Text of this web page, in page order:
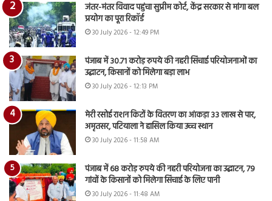
जंतर-मंतर विवाद पहुंचा सुप्रीम कोर्ट, केंद्र सरकार से मांगा बल
प्रयोग का पूरा रिकॉर्ड
30 July 2026 - 12:49 PM
पंजाब में 30.71 करोड़ रुपये की नहरी सिंचाई परियोजनाओं का
उद्घाटन, किसानों को मिलेगा बड़ा लाभ
30 July 2026 - 12:13 PM
मेरी रसोई राशन किटों के वितरण का आंकड़ा 33 लाख से पार,
अमृतसर, पटियाला ने हासिल किया उच्च स्थान
30 July 2026 - 11:58 AM
पंजाब में 68 करोड़ रुपये की नहरी परियोजना का उद्घाटन, 79
गांवों के किसानों को मिलेगा सिंचाई के लिए पानी
30 July 2026 - 11:48 AM